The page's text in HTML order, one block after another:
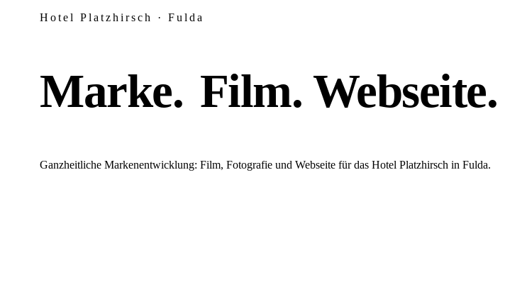
Hotel Platzhirsch · Fulda
Marke. Film. Webseite.
Ganzheitliche Markenentwicklung: Film, Fotografie und Webseite für das Hotel Platzhirsch in Fulda.